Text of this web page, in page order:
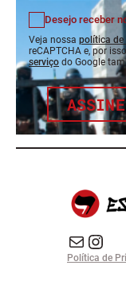
Desejo receber
Veja nossa política de
reCAPTCHA e, por
serviço do Google
E-mail Instagram do Espaço Antifascista
Política de